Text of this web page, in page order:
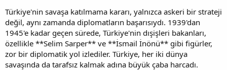
Türkiye'nin savaşa katılmama kararı, yalnızca askeri bir strateji
değil, aynı zamanda diplomatların başarısıydı. 1939'dan
1945'e kadar geçen sürede, Türkiye'nin dışişleri bakanları,
özellikle **Selim Sarper** ve **İsmail İnönü** gibi figürler,
zor bir diplomatik yol izlediler. Türkiye, her iki dünya
savaşında da tarafsız kalmak adına büyük çaba harcadı.